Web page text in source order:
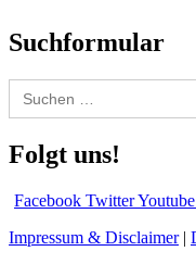
Suchformular
Search
for:
Folgt uns!
Facebook TwitterYoutube
Impressum & Disclaimer|